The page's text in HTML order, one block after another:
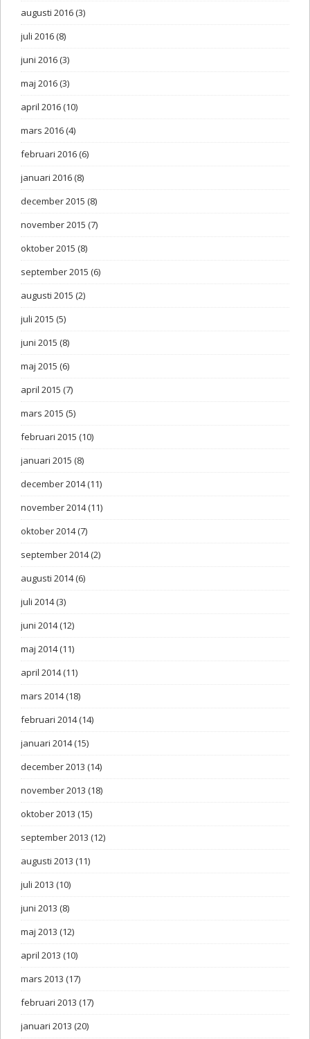
augusti 2016(3)
juli 2016(8)
juni 2016(3)
maj 2016(3)
april 2016(10)
mars 2016(4)
februari 2016(6)
januari 2016(8)
december 2015 (8)
november 2015 (7)
oktober 2015 (8)
september 2015 (6)
augusti 2015 (2)
juli 2015 (5)
juni 2015 (8)
maj 2015 (6)
april 2015 (7)
mars 2015 (5)
februari 2015 (10)
januari 2015 (8)
december 2014(11)
november 2014(11)
oktober 2014(7)
september 2014(2)
augusti 2014(6)
juli 2014(3)
juni 2014(12)
maj 2014(11)
april 2014(11)
mars 2014(18)
februari 2014(14)
januari 2014(15)
december 2013 (14)
november 2013 (18)
oktober 2013 (15)
september 2013 (12)
augusti 2013 (11)
juli 2013 (10)
juni 2013 (8)
maj 2013 (12)
april 2013 (10)
mars 2013 (17)
februari 2013 (17)
januari 2013 (20)